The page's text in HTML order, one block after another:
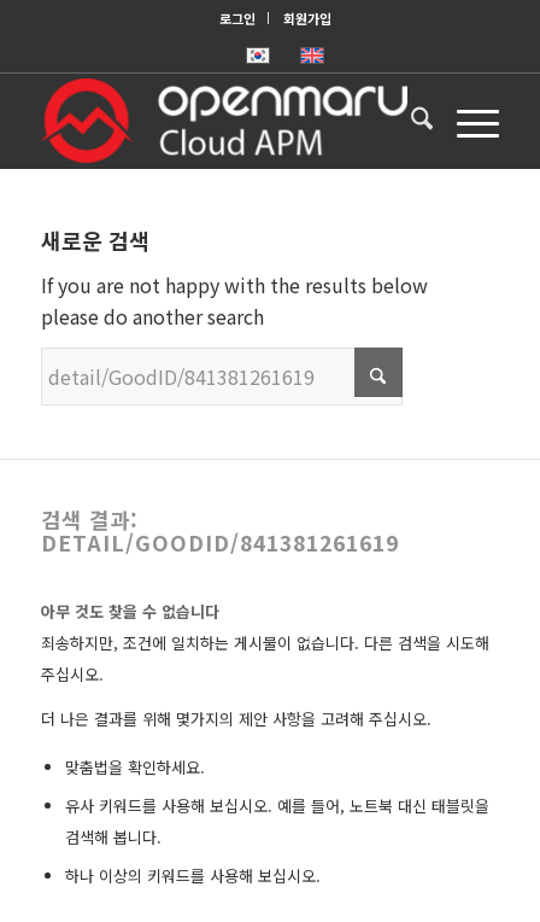
로그인 회원가입
새로운 검색
If you are not happy with the results below
please do another search
검색 결과:
DETAIL/GOODID/841381261619
아무 것도 찾을 수 없습니다
죄송하지만, 조건에 일치하는 게시물이 없습니다. 다른 검색을 시도해
주십시오.
더 나은 결과를 위해 몇가지의 제안 사항을 고려해 주십시오.
맞춤법을 확인하세요.
유사 키워드를 사용해 보십시오. 예를 들어, 노트북 대신 태블릿을
검색해 봅니다.
하나 이상의 키워드를 사용해 보십시오.